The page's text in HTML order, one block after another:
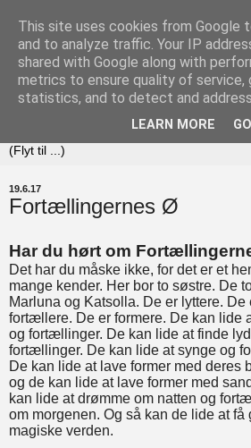
Det Perifere
KUNST – MENNESKER – STEDER
forbindelser
19.6.17
Fortællingernes Ø
Har du hørt om
Det har du måske ikke, for det er et
mange kender. Her bor to søstre. De
Marluna og Katsolla. De er lyttere. De
fortællere. De er formere. De kan lide
og fortællinger. De kan lide at finde
fortællinger. De kan lide at synge og
De kan lide at lave former med deres
og de kan lide at lave former med
kan lide at drømme om natten og
om morgenen. Og så kan de lide at
magiske verden.
This site uses cookies from Google
and to analyze traffic. Your IP
shared with Google along with
metrics to ensure quality of service,
statistics, and to detect and
LEARN MORE